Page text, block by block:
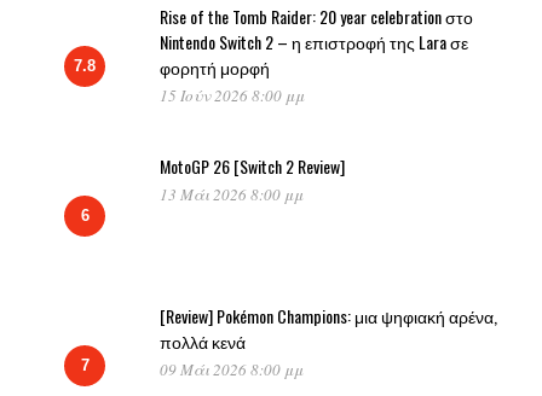
7.8
Rise of the Tomb Raider: 20 year celebration στο
Nintendo Switch 2 – η επιστροφή της Lara σε
φορητή μορφή
15 Ιούν 2026 8:00 μμ
6
MotoGP 26 [Switch 2 Review]
13 Μάι 2026 8:00 μμ
7
[Review] Pokémon Champions: μια ψηφιακή αρένα,
πολλά κενά
09 Μάι 2026 8:00 μμ